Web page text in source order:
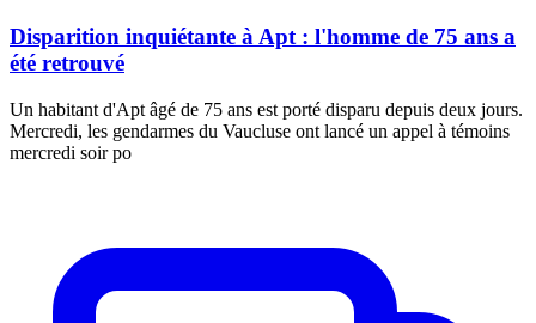
Disparition inquiétante à Apt : l'homme de 75 ans a
été retrouvé
Un habitant d'Apt âgé de 75 ans est porté disparu depuis deux jours.
Mercredi, les gendarmes du Vaucluse ont lancé un appel à témoins
mercredi soir po